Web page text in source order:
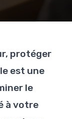
protéger
est une
le
à votre